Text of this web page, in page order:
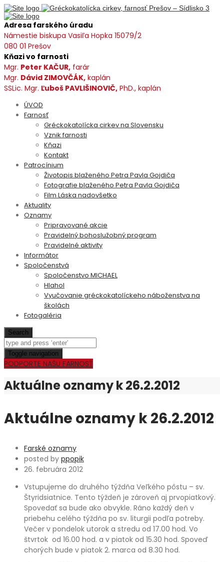
Adresa farského úradu
Námestie biskupa Vasiľa Hopka 15079/2
080 01 Prešov
Kňazi vo farnosti
Mgr. Peter KAČUR, farár
Mgr. Dávid ZIMOVČÁK, kaplán
SSLic. Mgr. Ľuboš PAVLIŠINOVIČ, PhD., kaplán
ÚVOD
Farnosť
Gréckokatolícka cirkev na Slovensku
Vznik farnosti
Kňazi
Kontakt
Patrocínium
Životopis blaženého Petra Pavla Gojdiča
Fotografie blaženého Petra Pavla Gojdiča
Film Láska nadovšetko
Aktuality
Oznamy
Pripravované akcie
Pravidelný bohoslužobný program
Pravidelné aktivity
Informátor
Spoločenstvá
Spoločenstvo MICHAEL
Hlahol
Vyučovanie gréckokatolíckeho náboženstva na
školách
Fotogaléria
Search
Toggle navigation
PODPORTE NAŠU FARNOSŤ
Aktuálne oznamy k 26.2.2012
Aktuálne oznamy k 26.2.2012
Farské oznamy
posted by ppopik
26. februára 2012
Vstupujeme do druhého týždňa Veľkého pôstu – sv.
Štyridsiatnice. Tento týždeň je zároveň aj prvopiatkový.
Spovedať sa bude ako obvykle. Ráno každý deň v
priebehu celého týždňa po sv. liturgii podľa potreby.
Večer v pondelok utorok a stredu od 17.00 hod. Vo
štvrtok od 16.00 hod. a v piatok od 15.30 hod. Spoveď
chorých bude v piatok 2. marca od 8.30 hod.